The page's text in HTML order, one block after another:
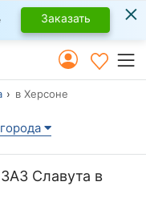
Заказать ×
в Херсоне
Славута в